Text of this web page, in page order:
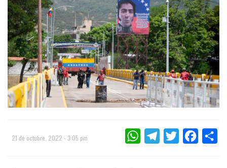
21 de octubre, 2022 - 3:05 pm WHATSAPPTELEGRAMTWITTER